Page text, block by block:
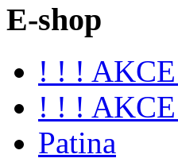
E-shop
! ! !
! ! !
Patina